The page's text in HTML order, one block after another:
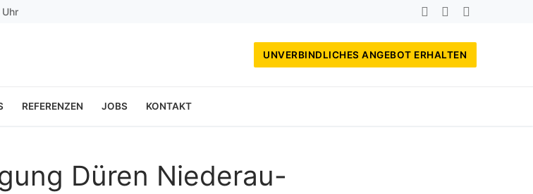
UNVERBINDLICHES ANGEBOT ERHALTEN
REFERENZEN JOBS KONTAKT
Düren Niederau-